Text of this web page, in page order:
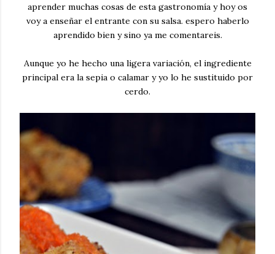
aprender muchas cosas de esta gastronomía y hoy os
voy a enseñar el entrante con su salsa. espero haberlo
aprendido bien y sino ya me comentareis.
Aunque yo he hecho una ligera variación, el ingrediente
principal era la sepia o calamar y yo lo he sustituido por
cerdo.